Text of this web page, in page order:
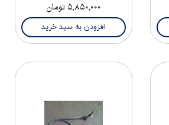
۵,۸۵۰,۰۰۰ تومان
افزودن به سبد خرید